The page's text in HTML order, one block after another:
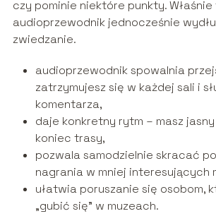
czy pominie niektóre punkty.
audioprzewodnik jednocześnie
zwiedzanie.
audioprzewodnik spowalnia
zatrzymujesz się w każdej sali i
komentarza,
daje konkretny rytm – masz
koniec trasy,
pozwala samodzielnie skracać
nagrania w mniej interesujących
ułatwia poruszanie się osobom,
„gubić się” w muzeach.